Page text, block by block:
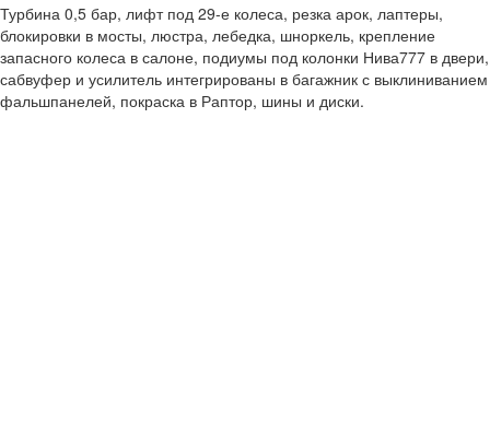
Турбина 0,5 бар, лифт под 29-е колеса, резка арок, лаптеры,
блокировки в мосты, люстра, лебедка, шноркель, крепление
запасного колеса в салоне, подиумы под колонки Нива777 в двери,
сабвуфер и усилитель интегрированы в багажник с выклиниванием
фальшпанелей, покраска в Раптор, шины и диски.